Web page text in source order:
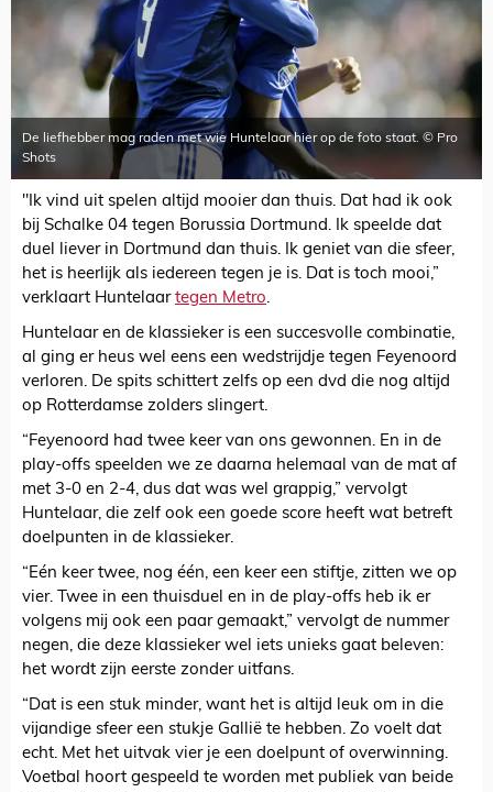
De liefhebber mag raden met wie Huntelaar hier op de foto staat. © Pro
Shots
"Ik vind uit spelen altijd mooier dan thuis. Dat had ik ook
bij Schalke 04 tegen Borussia Dortmund. Ik speelde dat
duel liever in Dortmund dan thuis. Ik geniet van die sfeer,
het is heerlijk als iedereen tegen je is. Dat is toch mooi,”
verklaart Huntelaar tegen Metro.
Huntelaar en de klassieker is een succesvolle combinatie,
al ging er heus wel eens een wedstrijdje tegen Feyenoord
verloren. De spits schittert zelfs op een dvd die nog altijd
op Rotterdamse zolders slingert.
“Feyenoord had twee keer van ons gewonnen. En in de
play-offs speelden we ze daarna helemaal van de mat af
met 3-0 en 2-4, dus dat was wel grappig,” vervolgt
Huntelaar, die zelf ook een goede score heeft wat betreft
doelpunten in de klassieker.
“Eén keer twee, nog één, een keer een stiftje, zitten we op
vier. Twee in een thuisduel en in de play-offs heb ik er
volgens mij ook een paar gemaakt,” vervolgt de nummer
negen, die deze klassieker wel iets unieks gaat beleven:
het wordt zijn eerste zonder uitfans.
“Dat is een stuk minder, want het is altijd leuk om in die
vijandige sfeer een stukje Gallië te hebben. Zo voelt dat
echt. Met het uitvak vier je een doelpunt of overwinning.
Voetbal hoort gespeeld te worden met publiek van beide